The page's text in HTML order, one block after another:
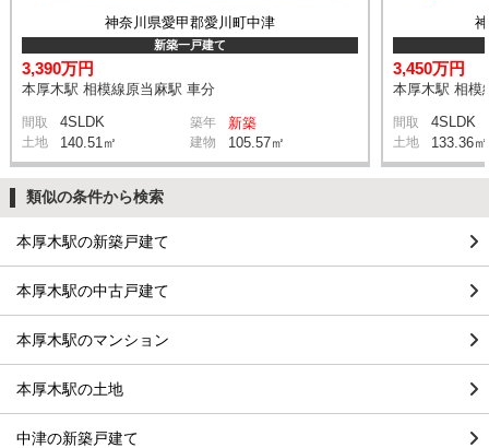
神奈川県愛甲郡愛川町中津
新築一戸建て
3,390万円
本厚木駅 相模線原当麻駅 車分
間取 4SLDK 築年 新築
土地 140.51㎡ 建物 105.57㎡
3,450万円
本厚木駅 相模
間取 4SLDK
土地 133.36㎡
類似の条件から検索
本厚木駅の新築戸建て
本厚木駅の中古戸建て
本厚木駅のマンション
本厚木駅の土地
中津の新築戸建て